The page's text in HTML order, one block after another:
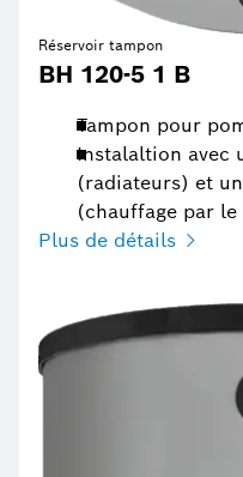
Réservoir tampon
BH 120-5 1 B
Tampon pour
Instalaltion avec
(radiateurs) et
(chauffage par le
Plus de détails